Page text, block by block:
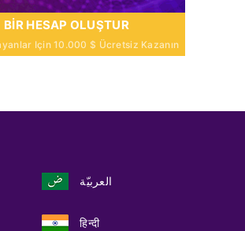
BIR HESAP OLUŞTUR
Için 10.000 $ Ücretsiz Kazanın
العربيّة
हिन्दी